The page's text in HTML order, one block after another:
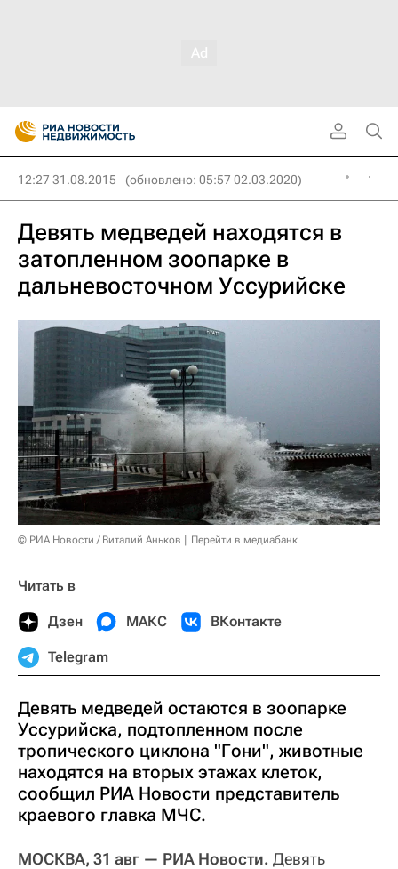
12:27 31.08.2015 (обновлено: 05:57 02.03.2020)
Девять медведей находятся в
затопленном зоопарке в
дальневосточном Уссурийске
© РИА Новости / Виталий Аньков Перейти в медиабанк
Читать в
Дзен МАКС ВКонтакте
Telegram
Девять медведей остаются в зоопарке
Уссурийска, подтопленном после
тропического циклона "Гони", животные
находятся на вторых этажах клеток,
сообщил РИА Новости представитель
краевого главка МЧС.
МОСКВА, 31 авг — РИА Новости. Девять